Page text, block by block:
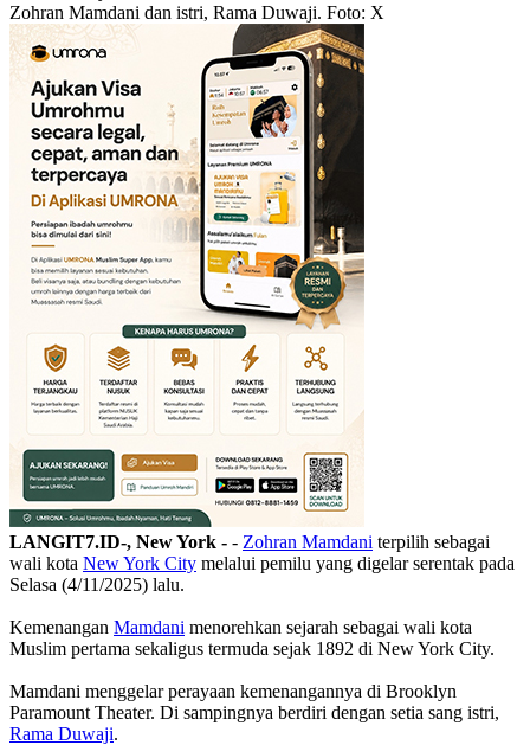
Zohran Mamdani dan istri, Rama Duwaji. Foto: X
LANGIT7.ID-, New York - - Zohran Mamdani terpilih sebagai
wali kota New York City melalui pemilu yang digelar serentak pada
Selasa (4/11/2025) lalu.
Kemenangan Mamdani menorehkan sejarah sebagai wali kota
Muslim pertama sekaligus termuda sejak 1892 di New York City.
Mamdani menggelar perayaan kemenangannya di Brooklyn
Paramount Theater. Di sampingnya berdiri dengan setia sang istri,
Rama Duwaji.